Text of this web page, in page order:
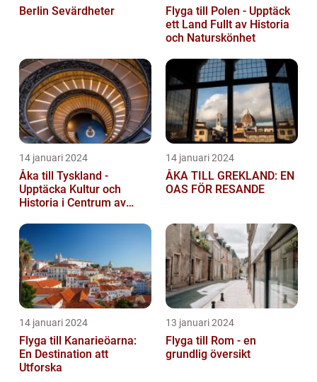
Berlin Sevärdheter
Flyga till Polen - Upptäck
ett Land Fullt av Historia
och Naturskönhet
14 januari 2024
Åka till Tyskland -
Upptäcka Kultur och
Historia i Centrum av
14 januari 2024
ÅKA TILL GREKLAND: EN
OAS FÖR RESANDE
14 januari 2024
Flyga till Kanarieöarna:
En Destination att
Utforska
13 januari 2024
Flyga till Rom - en
grundlig översikt